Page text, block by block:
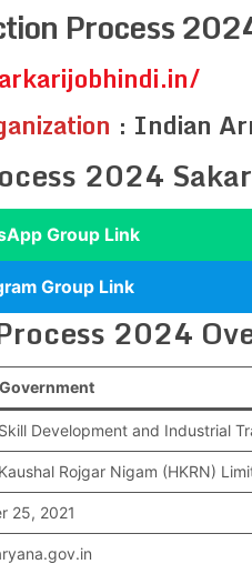
Process
: Indian
2024
Group Link
Group Link
2024
Development and Industrial
Rojgar Nigam (HKRN)
25, 2021